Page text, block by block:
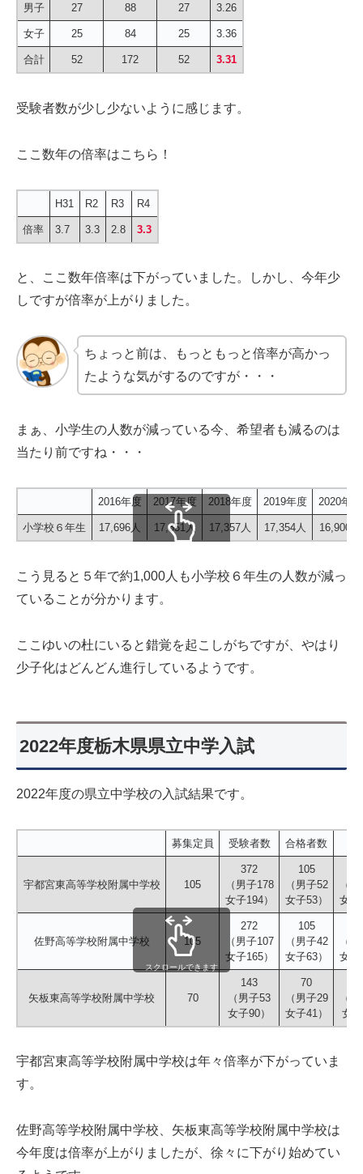
男子 27 88 27 3.26
女子 25 84 25 3.36
合計 52 172 52 3.31
受験者数が少し少ないように感じます。
ここ数年の倍率はこちら！
H31 R2 R3 R4
倍率 3.7 3.3 2.8 3.3
と、ここ数年倍率は下がっていました。しかし、今年少
しですが倍率が上がりました。
ちょっと前は、もっともっと倍率が高かっ
たような気がするのですが・・・
まぁ、小学生の人数が減っている今、希望者も減るのは
当たり前ですね・・・
2016年度 2017年度 2018年度 2019年度 2020年度
小学校６年生 17,696人 17,351人 17,357人 17,354人 16,900人
こう見ると５年で約1,000人も小学校６年生の人数が減っ
ていることが分かります。
ここゆいの杜にいると錯覚を起こしがちですが、やはり
少子化はどんどん進行しているようです。
2022年度栃木県県立中学入試
2022年度の県立中学校の入試結果です。
募集定員 受験者数 合格者数
宇都宮東高等学校附属中学校 105
372
（男子178
女子194）
105
（男子52
女子53）
（
女子
佐野高等学校附属中学校 105
272
（男子107
女子165）
105
（男子42
女子63）
（
女子
矢板東高等学校附属中学校 70
143
（男子53
女子90）
70
（男子29
女子41）
（
女
スクロールできます
宇都宮東高等学校附属中学校は年々倍率が下がっていま
す。
佐野高等学校附属中学校、矢板東高等学校附属中学校は
今年度は倍率が上がりましたが、徐々に下がり始めてい